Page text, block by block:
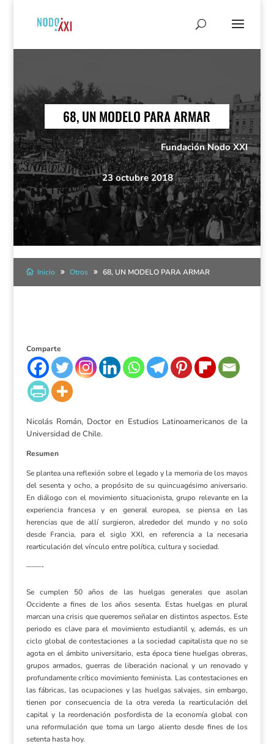
68, UN MODELO PARA ARMAR
Fundación Nodo XXI
23 octubre 2018
Inicio Otros 68, UN MODELO PARA ARMAR
Comparte
Nicolás Román, Doctor en Estudios Latinoamericanos de la
Universidad de Chile.
Resumen
Se plantea una reflexión sobre el legado y la memoria de los mayos
del sesenta y ocho, a propósito de su quincuagésimo aniversario.
En diálogo con el movimiento situacionista, grupo relevante en la
experiencia francesa y en general europea, se piensa en las
herencias que de allí surgieron, alrededor del mundo y no solo
desde Francia, para el siglo XXI, en referencia a la necesaria
rearticulación del vínculo entre política, cultura y sociedad.
——-
Se cumplen 50 años de las huelgas generales que asolan
Occidente a fines de los años sesenta. Estas huelgas en plural
marcan una crisis que queremos señalar en distintos aspectos. Este
periodo es clave para el movimiento estudiantil y, además, es un
ciclo global de contestaciones a la sociedad capitalista que no se
agota en el ámbito universitario, esta época tiene huelgas obreras,
grupos armados, guerras de liberación nacional y un renovado y
profundamente crítico movimiento feminista. Las contestaciones en
las fábricas, las ocupaciones y las huelgas salvajes, sin embargo,
tienen por consecuencia de la otra vereda la rearticulación del
capital y la reordenación posfordista de la economía global con
una reformulación que toma un largo aliento desde fines de los
setenta hasta hoy.